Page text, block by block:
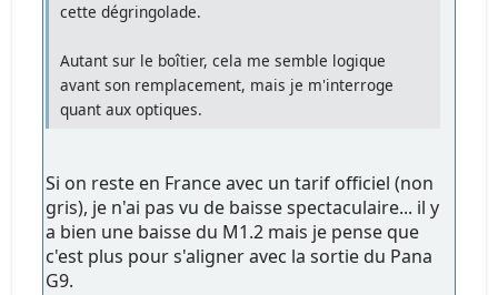
cette dégringolade.
Autant sur le boîtier, cela me semble logique
avant son remplacement, mais je m'interroge
quant aux optiques.
Si on reste en France avec un tarif officiel (non
gris), je n'ai pas vu de baisse spectaculaire... il y
a bien une baisse du M1.2 mais je pense que
c'est plus pour s'aligner avec la sortie du Pana
G9.